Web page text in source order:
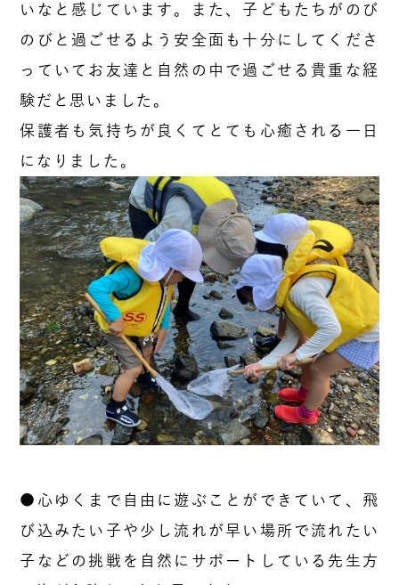
いなと感じています。また、子どもたちがのび
のびと過ごせるよう安全面も十分にしてくださ
っていてお友達と自然の中で過ごせる貴重な経
験だと思いました。
保護者も気持ちが良くてとても心癒される一日
になりました。
●心ゆくまで自由に遊ぶことができていて、飛
び込みたい子や少し流れが早い場所で流れたい
子などの挑戦を自然にサポートしている先生方